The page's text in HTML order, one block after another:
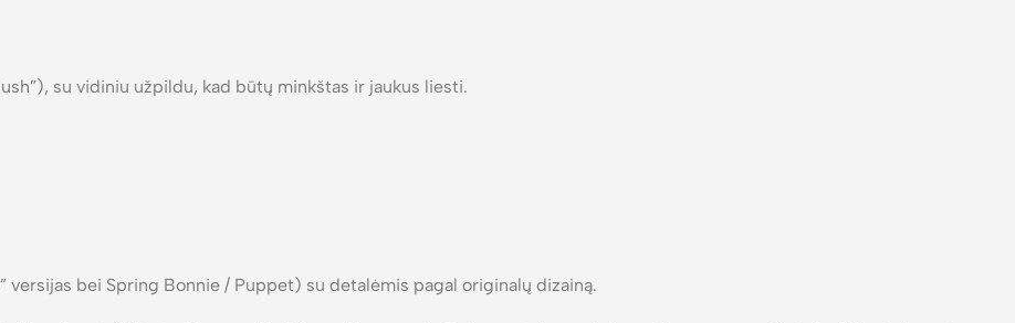
su vidiniu užpildu, kad būtų minkštas ir jaukus liesti.
versijas bei Spring Bonnie / Puppet) su detalėmis pagal originalų dizainą.